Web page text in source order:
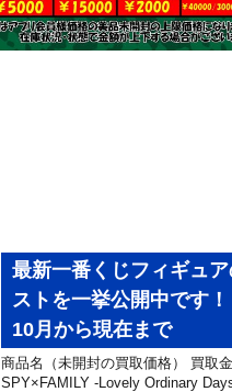
最新一番くじフィギュア
ストを一挙公開中です
10月から現在まで
商品名（未開封の買取価格） 買取
SPY×FAMILY -Lovely Ordinary